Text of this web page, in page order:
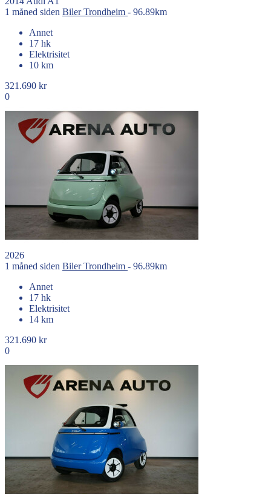
1 måned siden BilerTrondheim - 96.89km
Annet
17 hk
Elektrisitet
10 km
321.690 kr
0
2026
1 måned siden BilerTrondheim - 96.89km
Annet
17 hk
Elektrisitet
14 km
321.690 kr
0